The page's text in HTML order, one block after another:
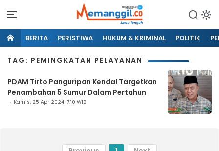
BERITA PERISTIWA HUKUM & KRIMINAL POLITIK
TAG: PEMINGKATAN PELAYANAN
PDAM Tirto Panguripan Kendal Targetkan
Penambahan 5 Sumur Dalam Pertahun
Kamis, 25 Apr 2024 17:10 WIB